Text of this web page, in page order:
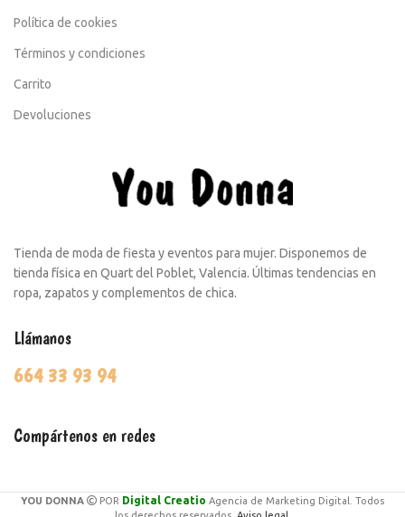
Política de cookies
Términos y condiciones
Carrito
Devoluciones
Tienda de moda de fiesta y eventos para mujer. Disponemos de
tienda física en Quart del Poblet, Valencia. Últimas tendencias en
ropa, zapatos y complementos de chica.
Llámanos
664 33 93 94
Compártenos en redes
YOU DONNA POR Digital Creatio Agencia de Marketing Digital. Todos